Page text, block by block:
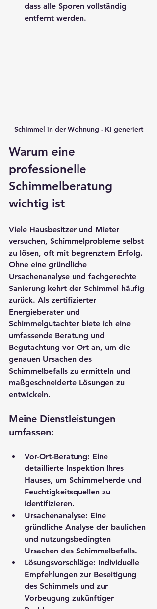
dass alle Sporen vollständig
entfernt werden.
Schimmel in der Wohnung - KI generiert
Warum eine
professionelle
Schimmelberatung
wichtig ist
Viele Hausbesitzer und Mieter
versuchen, Schimmelprobleme selbst
zu lösen, oft mit begrenztem Erfolg.
Ohne eine gründliche
Ursachenanalyse und fachgerechte
Sanierung kehrt der Schimmel häufig
zurück. Als zertifizierter
Energieberater und
Schimmelgutachter biete ich eine
umfassende Beratung und
Begutachtung vor Ort an, um die
genauen Ursachen des
Schimmelbefalls zu ermitteln und
maßgeschneiderte Lösungen zu
entwickeln.
Meine Dienstleistungen
umfassen:
Vor-Ort-Beratung: Eine
detaillierte Inspektion Ihres
Hauses, um Schimmelherde und
Feuchtigkeitsquellen zu
identifizieren.
Ursachenanalyse: Eine
gründliche Analyse der baulichen
und nutzungsbedingten
Ursachen des Schimmelbefalls.
Lösungsvorschläge: Individuelle
Empfehlungen zur Beseitigung
des Schimmels und zur
Vorbeugung zukünftiger